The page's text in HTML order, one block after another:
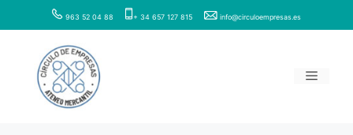
al
contenido
963 52 04 88 + 34 657 127 815 info@circuloempresas.es
Menú